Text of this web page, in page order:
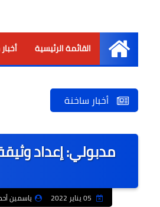
الرئيسية
القائمة الرئيسية
أخبار ساخنة
مدبولي: إعداد
ياسمين